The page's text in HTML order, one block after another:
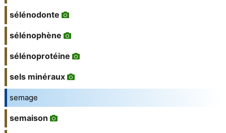
sélénodonte
sélénophène
sélénoprotéine
sels minéraux
semage
semaison